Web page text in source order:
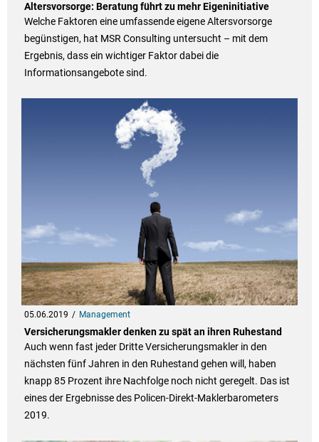
Altersvorsorge: Beratung führt zu mehr Eigeninitiative
Welche Faktoren eine umfassende eigene Altersvorsorge
begünstigen, hat MSR Consulting untersucht – mit dem
Ergebnis, dass ein wichtiger Faktor dabei die
Informationsangebote sind.
05.06.2019 Management
Versicherungsmakler denken zu spät an ihren Ruhestand
Auch wenn fast jeder Dritte Versicherungsmakler in den
nächsten fünf Jahren in den Ruhestand gehen will, haben
knapp 85 Prozent ihre Nachfolge noch nicht geregelt. Das ist
eines der Ergebnisse des Policen-Direkt-Maklerbarometers
2019.